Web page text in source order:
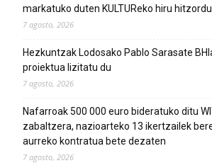
markatuko duten KULTUReko hiru
7 agosto, 2026
Hezkuntzak Lodosako Pablo Sarasate
proiektua lizitatu du
7 agosto, 2026
Nafarroak 500 000 euro bideratuko ditu
zabaltzera, nazioarteko 13 ikertzailek
aurreko kontratua bete dezaten
7 agosto, 2026